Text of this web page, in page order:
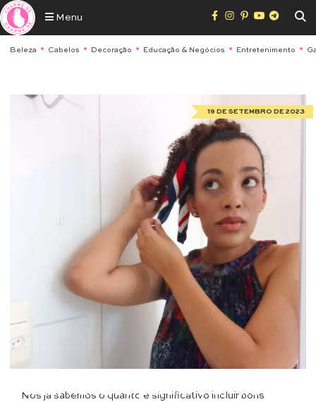
Menu
Beleza Cabelos Decoração Educação & Negócios Entretenimento
5 mini hábitos para incluir na sua
19 DE SETEMBRO DE 2023
Nós já sabemos o quanto é significativo incluir bons